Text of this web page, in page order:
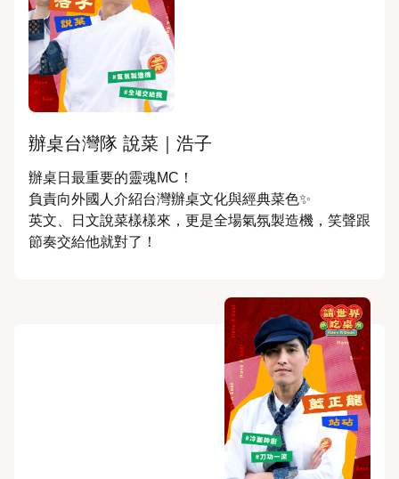
辦桌台灣隊 說菜｜浩子
辦桌日最重要的靈魂MC！
負責向外國人介紹台灣辦桌文化與經典菜色✨
英文、日文說菜樣樣來，更是全場氣氛製造機，笑聲跟
節奏交給他就對了！